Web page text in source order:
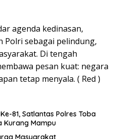
agenda kedinasan,
Polri sebagai pelindung,
Di tengah
pesan kuat: negara
tetap menyala. ( Red )
81, Satlantas Polres Toba
Kurang Mampu
Masyarakat